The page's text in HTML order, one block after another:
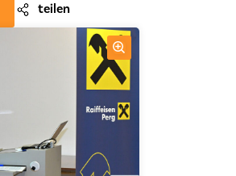
teilen